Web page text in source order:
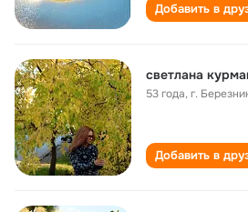
Добавить в
светлана
53 года,г.
Добавить в